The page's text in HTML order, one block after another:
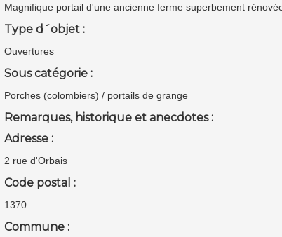
Magnifique portail d'une ancienne ferme superbement
Type d´objet :
Ouvertures
Sous catégorie :
Porches (colombiers) / portails de grange
Remarques, historique et anecdotes :
Adresse :
2 rue d'Orbais
Code postal :
1370
Commune :